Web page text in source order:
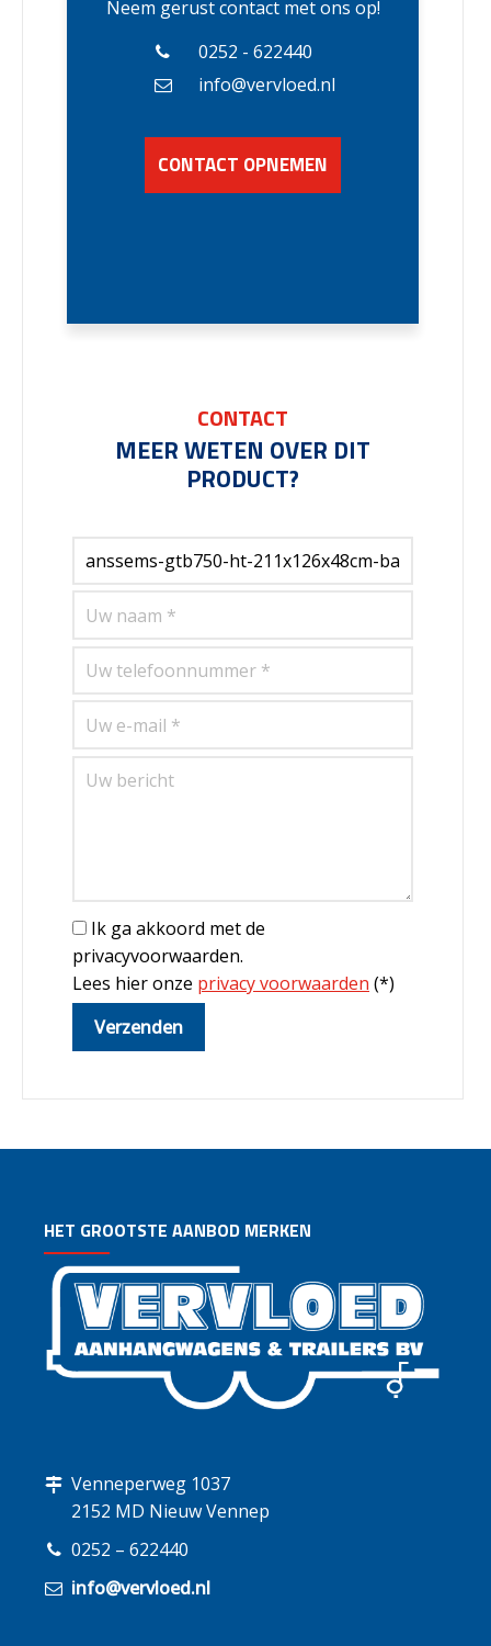
Neem gerust contact met ons op!
0252 - 622440
info@vervloed.nl
CONTACT OPNEMEN
CONTACT
MEER WETEN OVER DIT
PRODUCT?
Ik ga akkoord met de
privacyvoorwaarden.
Lees hier onze privacy voorwaarden (*)
HET GROOTSTE AANBOD MERKEN
Venneperweg 1037
2152 MD Nieuw Vennep
0252 – 622440
info@vervloed.nl